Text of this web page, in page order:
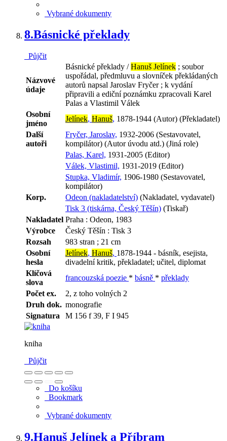
Vybrané dokumenty
8.Básnické překlady
Půjčit
Názvové
údaje
Básnické překlady /Hanuš Jelínek ; soubor
uspořádal, předmluvu a slovníček překládaných
autorů napsal Jaroslav Fryčer ; k vydání
připravili a ediční poznámku zpracovali Karel
Palas a Vlastimil Válek
Osobní
jméno
Jelínek, Hanuš, 1878-1944 (Autor) (Překladatel)
Další
autoři
Fryčer, Jaroslav, 1932-2006 (Sestavovatel,
kompilátor) (Autor úvodu atd.) (Jiná role)
Palas, Karel, 1931-2005 (Editor)
Válek, Vlastimil, 1931-2019 (Editor)
Stupka, Vladimír, 1906-1980 (Sestavovatel,
kompilátor)
Korp.
Odeon (nakladatelství) (Nakladatel, vydavatel)
Tisk 3 (tiskárna, Český Těšín) (Tiskař)
Nakladatel Praha : Odeon, 1983
Výrobce
Český Těšín : Tisk 3
Rozsah
983 stran ; 21 cm
Osobní
hesla
Jelínek, Hanuš, 1878-1944 - básník, esejista,
divadelní kritik, překladatel; učitel, diplomat
Klíčová
slova
francouzská poezie * básně * překlady
Počet ex.
2, z toho volných 2
Druh dok. monografie
Signatura
M 156 f 39, F I 945
kniha
Půjčit
Do košíku
Bookmark
Vybrané dokumenty
9.Hanuš Jelínek a Příbram